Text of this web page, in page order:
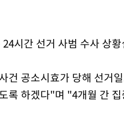
시간 선거 사범 수사 상
건 공소시효가 당해 선거
록 하겠다"며 "4개월 간